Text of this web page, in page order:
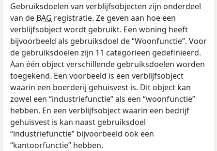
Gebruiksdoelen van verblijfsobjecten zijn onderdeel
van de BAG registratie. Ze geven aan hoe een
verblijfsobject wordt gebruikt. Een woning heeft
bijvoorbeeld als gebruiksdoel de “Woonfunctie”. Voor
de gebruiksdoelen zijn 11 categorieën gedefinieerd.
Aan één object verschillende gebruiksdoelen worden
toegekend. Een voorbeeld is een verblijfsobject
waarin een boerderij gehuisvest is. Dit object kan
zowel een “industriefunctie” als een “woonfunctie”
hebben. En een verblijfsobject waarin een bedrijf
gehuisvest is kan naast gebruiksdoel
“industriefunctie” bijvoorbeeld ook een
“kantoorfunctie” hebben.